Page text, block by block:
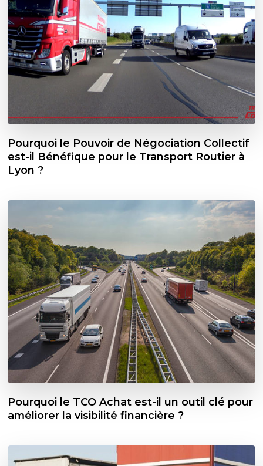
Pourquoi le Pouvoir de Négociation Collectif
est-il Bénéfique pour le Transport Routier à
Lyon ?
Pourquoi le TCO Achat est-il un outil clé pour
améliorer la visibilité financière ?